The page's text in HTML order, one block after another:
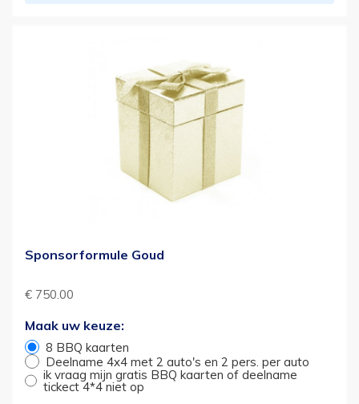
Sponsorformule Goud
€ 750.00
Maak uw keuze:
8 BBQ kaarten
Deelname 4x4 met 2 auto's en 2 pers. per auto
ik vraag mijn gratis BBQ kaarten of deelname
tickect 4*4 niet op